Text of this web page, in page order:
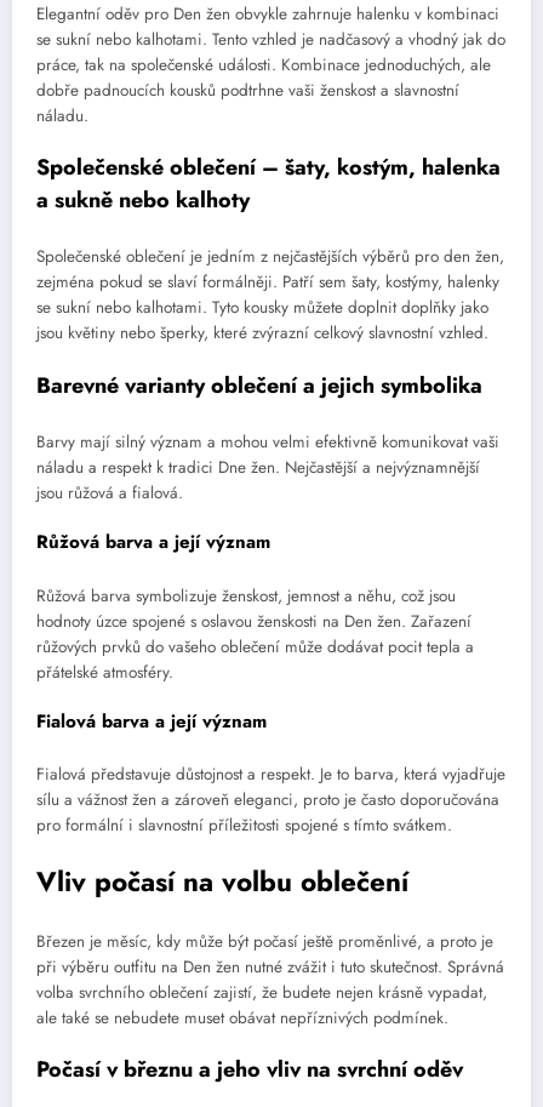
Elegantní oděv pro Den žen obvykle zahrnuje halenku v kombinaci
se sukní nebo kalhotami. Tento vzhled je nadčasový a vhodný jak do
práce, tak na společenské události. Kombinace jednoduchých, ale
dobře padnoucích kousků podtrhne vaši ženskost a slavnostní
náladu.
Společenské oblečení – šaty, kostým, halenka
a sukně nebo kalhoty
Společenské oblečení je jedním z nejčastějších výběrů pro den žen,
zejména pokud se slaví formálněji. Patří sem šaty, kostýmy, halenky
se sukní nebo kalhotami. Tyto kousky můžete doplnit doplňky jako
jsou květiny nebo šperky, které zvýrazní celkový slavnostní vzhled.
Barevné varianty oblečení a jejich symbolika
Barvy mají silný význam a mohou velmi efektivně komunikovat vaši
náladu a respekt k tradici Dne žen. Nejčastější a nejvýznamnější
jsou růžová a fialová.
Růžová barva a její význam
Růžová barva symbolizuje ženskost, jemnost a něhu, což jsou
hodnoty úzce spojené s oslavou ženskosti na Den žen. Zařazení
růžových prvků do vašeho oblečení může dodávat pocit tepla a
přátelské atmosféry.
Fialová barva a její význam
Fialová představuje důstojnost a respekt. Je to barva, která vyjadřuje
sílu a vážnost žen a zároveň eleganci, proto je často doporučována
pro formální i slavnostní příležitosti spojené s tímto svátkem.
Vliv počasí na volbu oblečení
Březen je měsíc, kdy může být počasí ještě proměnlivé, a proto je
při výběru outfitu na Den žen nutné zvážit i tuto skutečnost. Správná
volba svrchního oblečení zajistí, že budete nejen krásně vypadat,
ale také se nebudete muset obávat nepříznivých podmínek.
Počasí v březnu a jeho vliv na svrchní oděv